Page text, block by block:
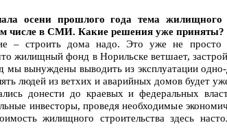
осени прошлого года тема жилищного
числе в СМИ. Какие решения уже приняты?
– строить дома надо. Это уже не просто
жилищный фонд в Норильске ветшает,
вынуждены выводить из эксплуатации
людей из ветхих и аварийных домов будет
донести до краевых и федеральных
инвесторы, проведя необходимые
жилищного строительства здесь